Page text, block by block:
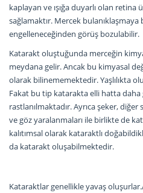
kaplayan ve ışığa duyarlı olan
sağlamaktır. Mercek bulanıklaşmaya
engelleneceğinden görüş bozulabilir.
Katarakt oluştuğunda merceğin
meydana gelir. Ancak bu kimyasal
olarak bilinememektedir. Yaşlılıkta
Fakat bu tip katarakta elli hatta daha
rastlanılmaktadır. Ayrıca şeker,
ve göz yaralanmaları ile birlikte de
kalıtımsal olarak kataraktlı
da katarakt oluşabilmektedir.
Kataraktlar genellikle yavaş